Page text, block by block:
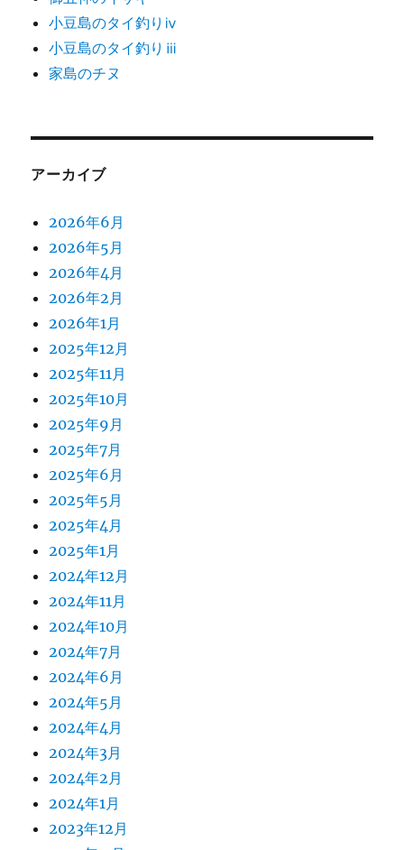
小豆島のタイ釣りⅳ
小豆島のタイ釣りⅲ
家島のチヌ
アーカイブ
2026年6月
2026年5月
2026年4月
2026年2月
2026年1月
2025年12月
2025年11月
2025年10月
2025年9月
2025年7月
2025年6月
2025年5月
2025年4月
2025年1月
2024年12月
2024年11月
2024年10月
2024年7月
2024年6月
2024年5月
2024年4月
2024年3月
2024年2月
2024年1月
2023年12月